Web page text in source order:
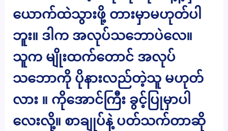
ယောက်ထဲသွားဖို့ တားမှာမဟုတ်ပါ
ဘူး။ ဒါက အလုပ်သဘောပဲလေ။
သူက မျိုးထက်တောင် အလုပ်
သဘောကို ပိုနားလည်တဲ့သူ မဟုတ်
လား ။ ကိုအောင်ကြီး ခွင့်ပြုမှာပါ
လေးလို့။ စာချုပ်နဲ့ ပတ်သက်တာဆို